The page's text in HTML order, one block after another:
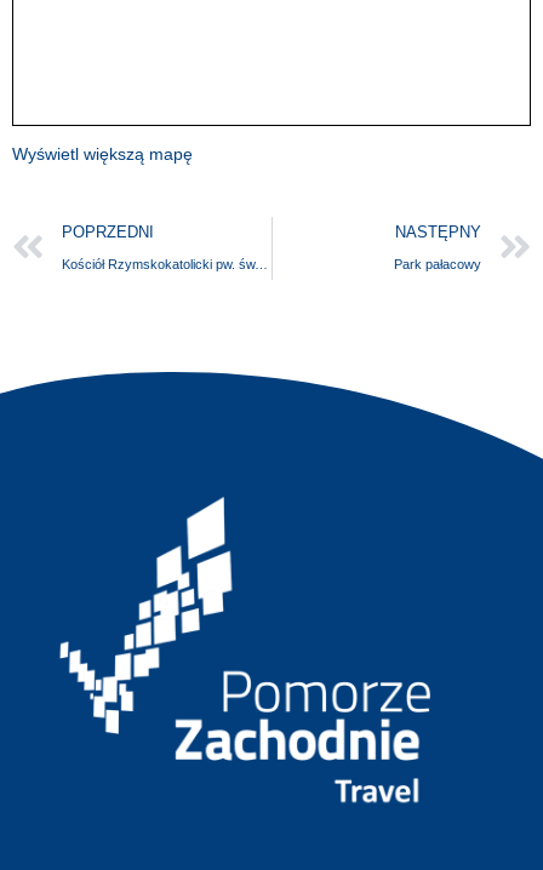
Wyświetl większą mapę
POPRZEDNI
Kościół Rzymskokatolicki pw. św. św. Apostołów Piotra i Pawła w Policach-Jasienicy
NASTĘPNY
Park pałacowy